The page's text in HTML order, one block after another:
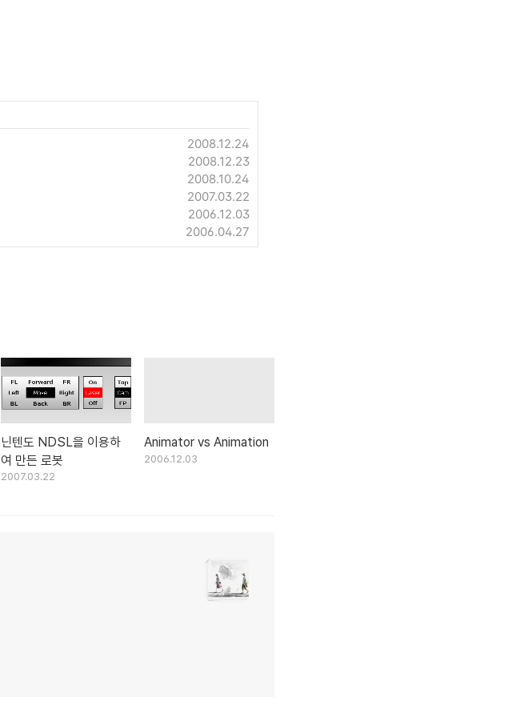
2008.12.24
2008.12.23
2008.10.24
2007.03.22
2006.12.03
2006.04.27
닌텐도 NDSL을 이용하
여 만든 로봇
2007.03.22
Animator vs Animation
2006.12.03